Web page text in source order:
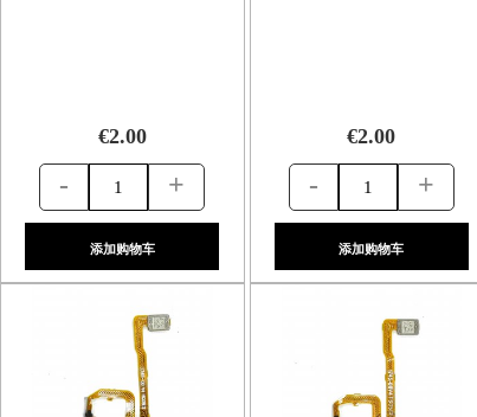
€2.00
- +
添加购物车
€2.00
- +
添加购物车